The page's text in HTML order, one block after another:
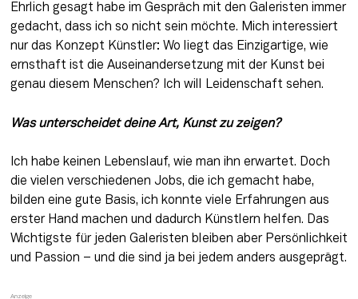
Ehrlich gesagt habe im Gespräch mit den Galeristen immer
gedacht, dass ich so nicht sein möchte. Mich interessiert
nur das Konzept Künstler: Wo liegt das Einzigartige, wie
ernsthaft ist die Auseinandersetzung mit der Kunst bei
genau diesem Menschen? Ich will Leidenschaft sehen.
Was unterscheidet deine Art, Kunst zu zeigen?
Ich habe keinen Lebenslauf, wie man ihn erwartet. Doch
die vielen verschiedenen Jobs, die ich gemacht habe,
bilden eine gute Basis, ich konnte viele Erfahrungen aus
erster Hand machen und dadurch Künstlern helfen. Das
Wichtigste für jeden Galeristen bleiben aber Persönlichkeit
und Passion – und die sind ja bei jedem anders ausgeprägt.